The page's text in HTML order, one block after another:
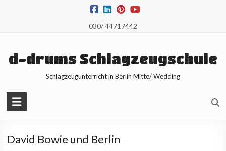
030/ 44717442
d-drums Schlagzeugschule
Schlagzeugunterricht in Berlin Mitte/ Wedding
David Bowie und Berlin